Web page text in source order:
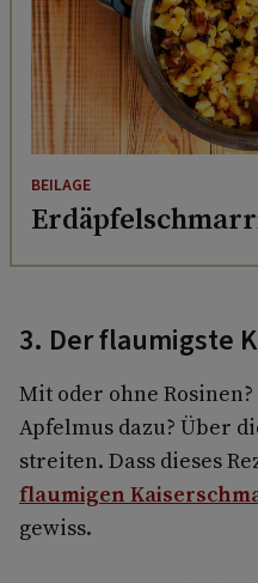
BEILAGE
3. Der flaumigste
Mit oder ohne
Apfelmus dazu? Über
streiten. Dass dieses
flaumigen
gewiss.